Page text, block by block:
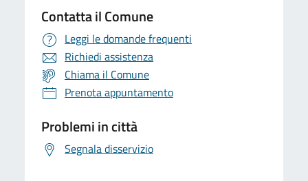
Contatta il Comune
Leggi le domande frequenti
Richiedi assistenza
Chiama il Comune
Prenota appuntamento
Problemi in città
Segnala disservizio